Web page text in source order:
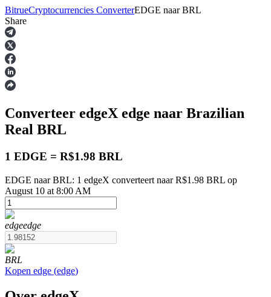
Termijncontracten
USDT-futures
BitrueCryptocurrencies ConverterEDGE naar BRL
Share
Converteer edgeX edge naar Brazilian
Real BRL
1 EDGE = R$1.98 BRL
EDGE naar BRL: 1 edgeX converteert naar R$1.98 BRL op
August 10 at 8:00 AM
edgeedge
BRL
Kopen edge (edge)